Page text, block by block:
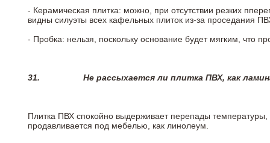
- Керамическая плитка: можно, при отсутствии резких
видны силуэты всех кафельных плиток из-за проседания
- Пробка: нельзя, поскольку основание будет мягким, что
31. Не рассыхается ли плитка ПВХ, как
Плитка ПВХ спокойно выдерживает перепады температуры,
продавливается под мебелью, как линолеум.